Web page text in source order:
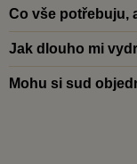
Co vše potřebuju,
Jak dlouho mi
Mohu si sud